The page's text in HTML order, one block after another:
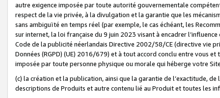
autre exigence imposée par toute autorité gouvernementale
respect de la vie privée, à la divulgation et la garantie que les
sans ambiguïté en temps réel (par exemple, le cas échéant, les
sur internet, la loi française du 9 juin 2023 visant à encadrer
Code de la publicité néerlandais Directive 2002/58/CE (directive vie
Données (RGPD) (UE) 2016/679) et à tout accord conclu entre vous
imposée par toute personne physique ou morale qui héberge votre
(c) la création et la publication, ainsi que la garantie de l’exactitude,
descriptions de Produits et autre contenu lié au Produit et toutes les